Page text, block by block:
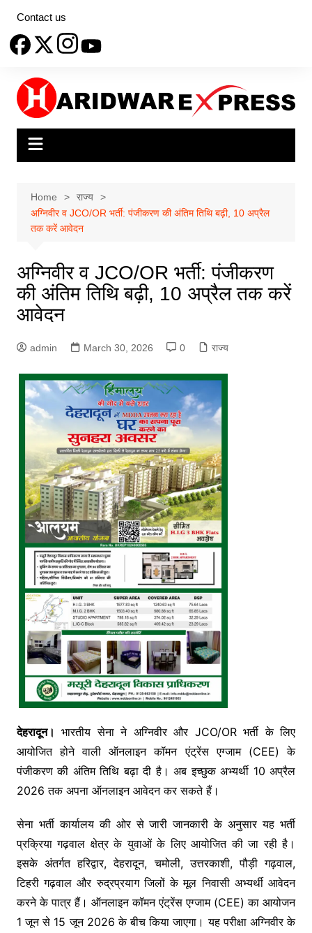
content
Contact us
Home
राज्य
अग्निवीर व JCO/OR भर्ती: पंजीकरण की अंतिम तिथि बढ़ी, 10 अप्रैल
तक करें आवेदन
अग्निवीर व JCO/OR भर्ती: पंजीकरण
की अंतिम तिथि बढ़ी, 10 अप्रैल तक करें
आवेदन
admin March 30, 2026 0 राज्य
देहरादून। भारतीय सेना ने अग्निवीर और JCO/OR भर्ती के लिए
आयोजित होने वाली ऑनलाइन कॉमन एंट्रेंस एग्जाम (CEE) के
पंजीकरण की अंतिम तिथि बढ़ा दी है। अब इच्छुक अभ्यर्थी 10 अप्रैल
2026 तक अपना ऑनलाइन आवेदन कर सकते हैं।
सेना भर्ती कार्यालय की ओर से जारी जानकारी के अनुसार यह भर्ती
प्रक्रिया गढ़वाल क्षेत्र के युवाओं के लिए आयोजित की जा रही है।
इसके अंतर्गत हरिद्वार, देहरादून, चमोली, उत्तरकाशी, पौड़ी गढ़वाल,
टिहरी गढ़वाल और रुद्रप्रयाग जिलों के मूल निवासी अभ्यर्थी आवेदन
करने के पात्र हैं। ऑनलाइन कॉमन एंट्रेंस एग्जाम (CEE) का आयोजन
1 जून से 15 जून 2026 के बीच किया जाएगा। यह परीक्षा अग्निवीर के